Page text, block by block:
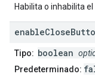
Habilita o inhabilita
enableClose
Tipo: boolean
Predeterminado: